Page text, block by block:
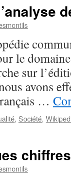
le
sur
avons
…
, Société,
chiffres